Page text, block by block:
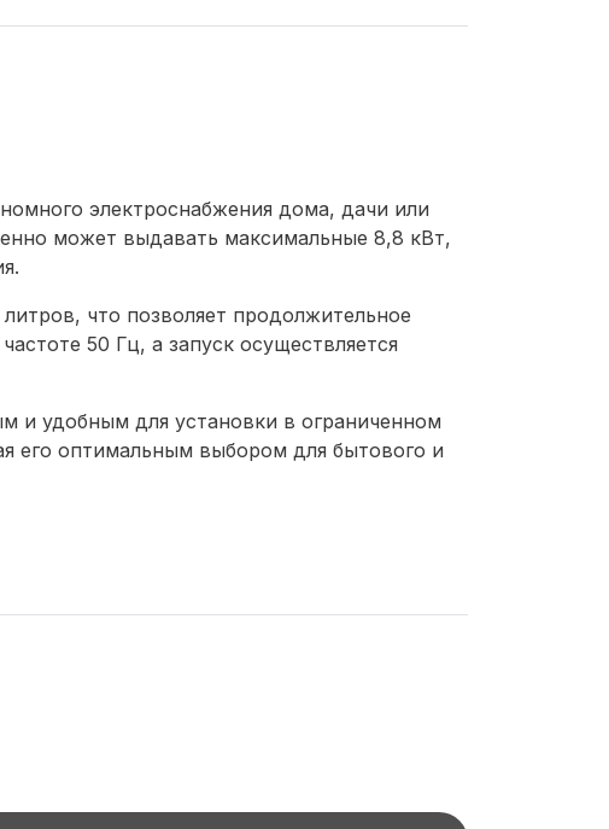
электроснабжения дома, дачи или
может выдавать максимальные 8,8 кВт,
что позволяет продолжительное
50 Гц, а запуск осуществляется
и удобным для установки в ограниченном
его оптимальным выбором для бытового и